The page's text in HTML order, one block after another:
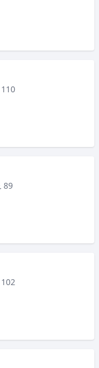
110
89
102